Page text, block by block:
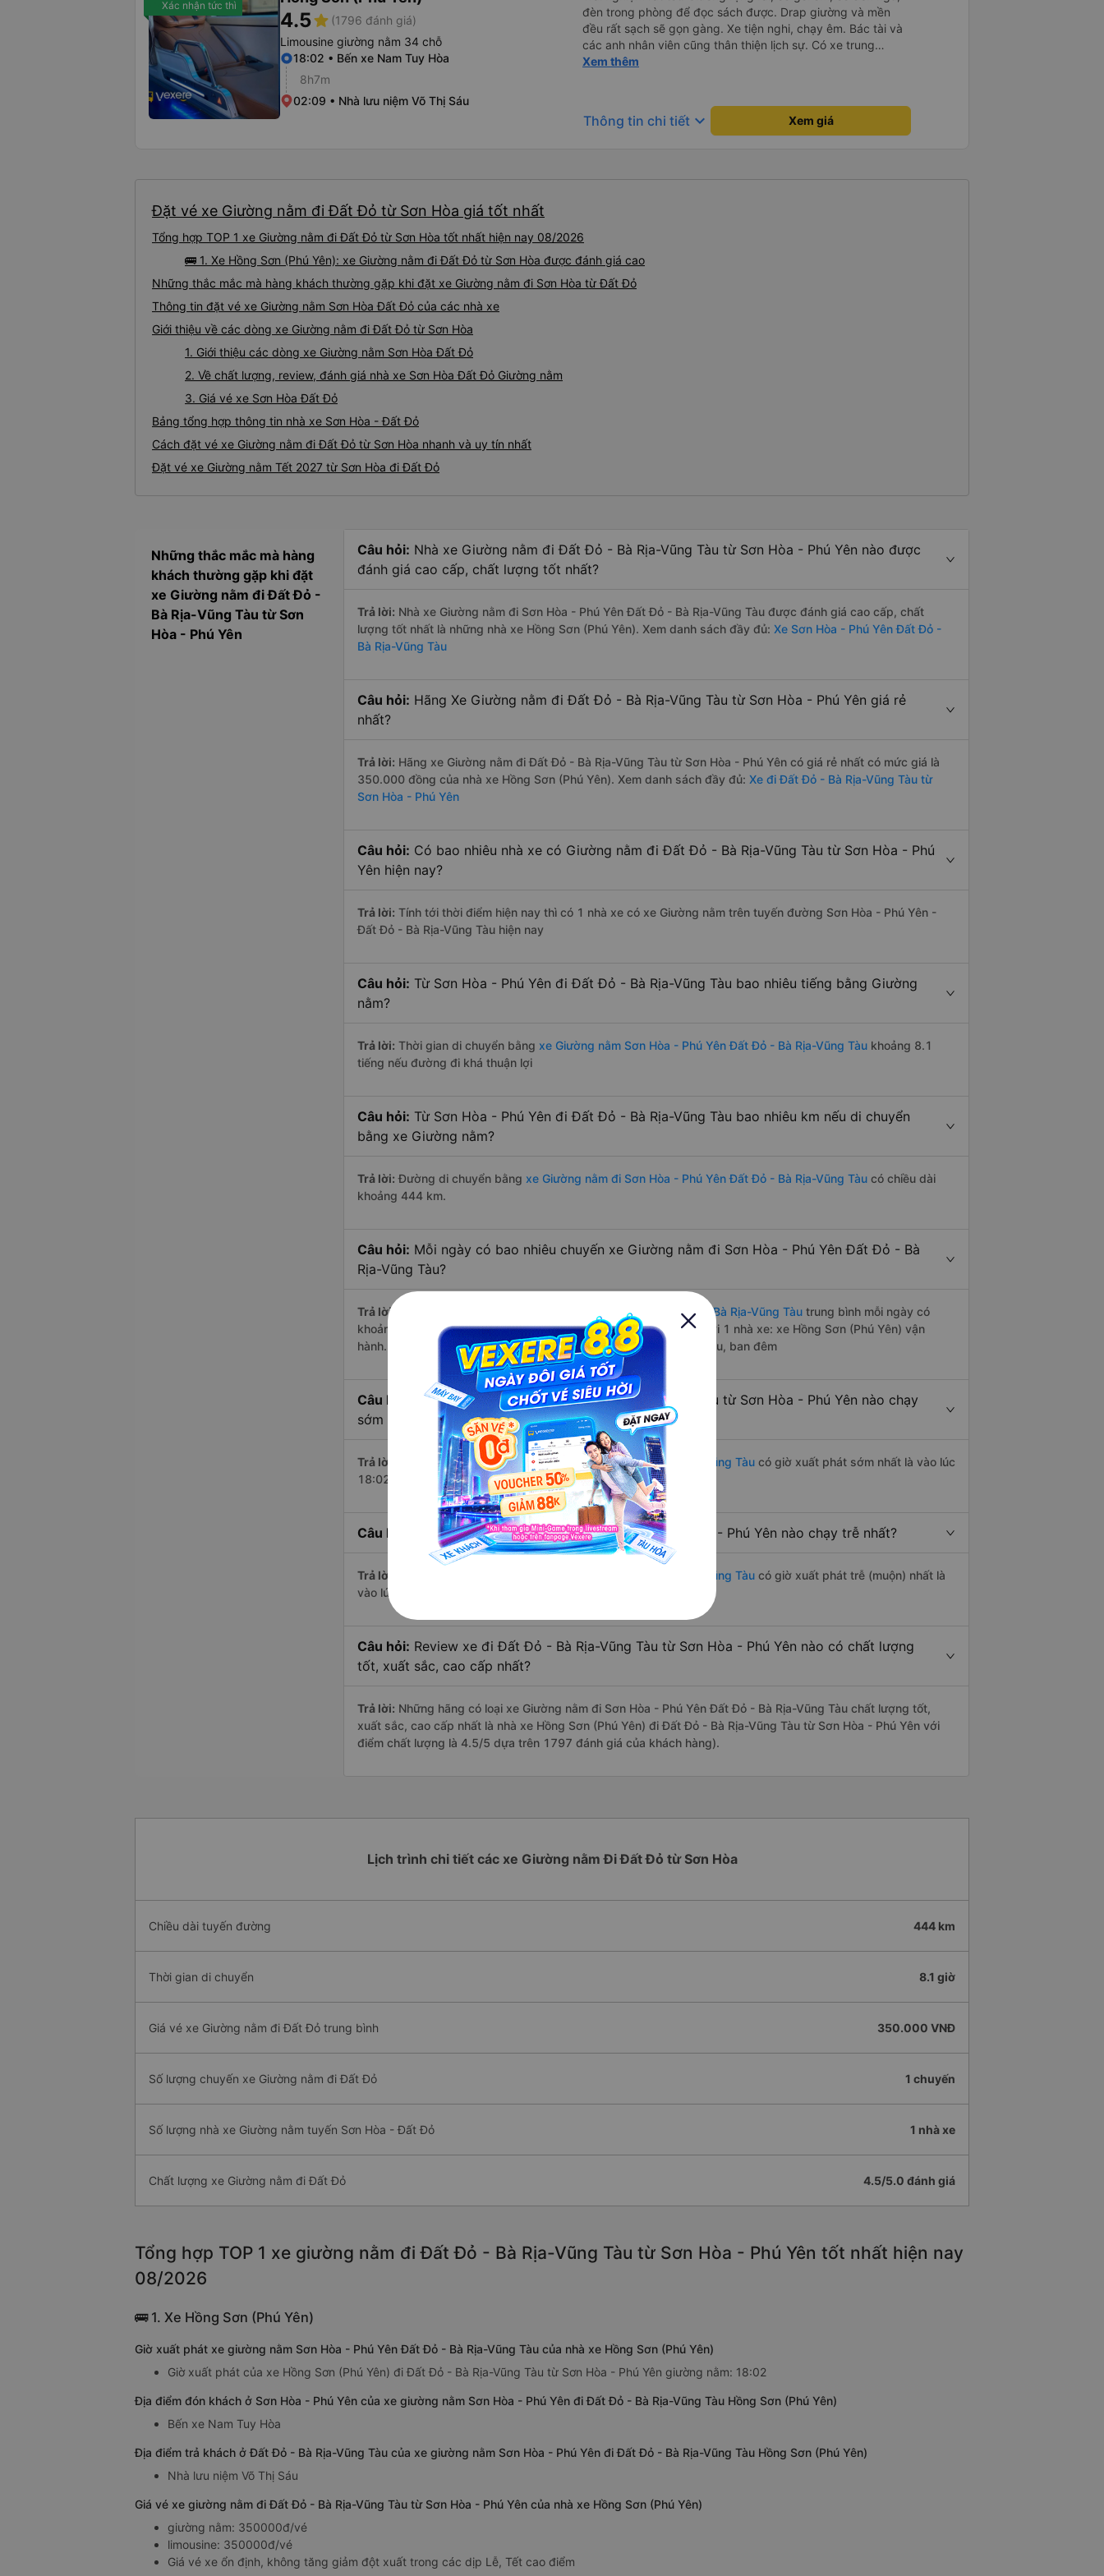
Xác nhận tức thì
4.5star (1796 đánh giá)
Limousine giường nằm 34 chỗ
18:02 • Bến xe Nam Tuy Hòa
8h7m
02:09 • Nhà lưu niệm Võ Thị Sáu
đèn trong phòng để đọc sách được. Drap giường và mền
đều rất sạch sẽ gọn gàng. Xe tiện nghi, chạy êm. Bác tài và
các anh nhân viên cũng thân thiện lịch sự. Có xe trung
chuyển về nội thành thành phố tuy hoà rất tiện. Giá vé hợp
Xem thêm
Thông tin chi tiết keyboard_arrow_down Xem giá
Đặt vé xe Giường nằm đi Đất Đỏ từ Sơn Hòa giá tốt nhất
Tổng hợp TOP 1 xe Giường nằm đi Đất Đỏ từ Sơn Hòa tốt nhất hiện nay 08/2026
🚌 1. Xe Hồng Sơn (Phú Yên): xe Giường nằm đi Đất Đỏ từ Sơn Hòa được đánh giá cao
Những thắc mắc mà hàng khách thường gặp khi đặt xe Giường nằm đi Sơn Hòa từ Đất Đỏ
Thông tin đặt vé xe Giường nằm Sơn Hòa Đất Đỏ của các nhà xe
Giới thiệu về các dòng xe Giường nằm đi Đất Đỏ từ Sơn Hòa
1. Giới thiệu các dòng xe Giường nằm Sơn Hòa Đất Đỏ
2. Về chất lượng, review, đánh giá nhà xe Sơn Hòa Đất Đỏ Giường nằm
3. Giá vé xe Sơn Hòa Đất Đỏ
Bảng tổng hợp thông tin nhà xe Sơn Hòa - Đất Đỏ
Cách đặt vé xe Giường nằm đi Đất Đỏ từ Sơn Hòa nhanh và uy tín nhất
Đặt vé xe Giường nằm Tết 2027 từ Sơn Hòa đi Đất Đỏ
Những thắc mắc mà hàng
khách thường gặp khi đặt
xe Giường nằm đi Đất Đỏ -
Bà Rịa-Vũng Tàu từ Sơn
Hòa - Phú Yên
Câu hỏi: Nhà xe Giường nằm đi Đất Đỏ - Bà Rịa-Vũng Tàu từ Sơn Hòa - Phú Yên nào được
đánh giá cao cấp, chất lượng tốt nhất?
Trả lời: Nhà xe Giường nằm đi Sơn Hòa - Phú Yên Đất Đỏ - Bà Rịa-Vũng Tàu được đánh giá cao cấp, chất
lượng tốt nhất là những nhà xe Hồng Sơn (Phú Yên). Xem danh sách đầy đủ: Xe Sơn Hòa - Phú Yên Đất Đỏ -
Bà Rịa-Vũng Tàu
Câu hỏi: Hãng Xe Giường nằm đi Đất Đỏ - Bà Rịa-Vũng Tàu từ Sơn Hòa - Phú Yên giá rẻ
nhất?
Trả lời: Hãng xe Giường nằm đi Đất Đỏ - Bà Rịa-Vũng Tàu từ Sơn Hòa - Phú Yên có giá rẻ nhất có mức giá là
350.000 đồng của nhà xe Hồng Sơn (Phú Yên). Xem danh sách đầy đủ: Xe đi Đất Đỏ - Bà Rịa-Vũng Tàu từ
Sơn Hòa - Phú Yên
Câu hỏi: Có bao nhiêu nhà xe có Giường nằm đi Đất Đỏ - Bà Rịa-Vũng Tàu từ Sơn Hòa - Phú
Yên hiện nay?
Trả lời: Tính tới thời điểm hiện nay thì có 1 nhà xe có xe Giường nằm trên tuyến đường Sơn Hòa - Phú Yên -
Đất Đỏ - Bà Rịa-Vũng Tàu hiện nay
Câu hỏi: Từ Sơn Hòa - Phú Yên đi Đất Đỏ - Bà Rịa-Vũng Tàu bao nhiêu tiếng bằng Giường
nằm?
Trả lời: Thời gian di chuyển bằng xe Giường nằm Sơn Hòa - Phú Yên Đất Đỏ - Bà Rịa-Vũng Tàu khoảng 8.1
tiếng nếu đường đi khá thuận lợi
Câu hỏi: Từ Sơn Hòa - Phú Yên đi Đất Đỏ - Bà Rịa-Vũng Tàu bao nhiêu km nếu di chuyển
bằng xe Giường nằm?
Trả lời: Đường di chuyển bằng xe Giường nằm đi Sơn Hòa - Phú Yên Đất Đỏ - Bà Rịa-Vũng Tàu có chiều dài
khoảng 444 km.
Câu hỏi: Mỗi ngày có bao nhiêu chuyến xe Giường nằm đi Sơn Hòa - Phú Yên Đất Đỏ - Bà
Rịa-Vũng Tàu?
Trả lời: xe Giường nằm Sơn Hòa - Phú Yên Đất Đỏ - Bà Rịa-Vũng Tàu trung bình mỗi ngày có
khoảng 1 chuyến trênVexere.combắt đầu từ 18:02 đến 18:02 bởi 1 nhà xe: xe Hồng Sơn (Phú Yên) vận
hành. Các giờ xe chạy có đầy đủ cả ban ngày, buổi trưa, buổi chiều, ban đêm
Câu hỏi:
Nhà xe Giường nằm đi Đất Đỏ - Bà Rịa-Vũng Tàu từ Sơn Hòa - Phú Yên nào chạy
sớm nhất?
Trả lời: ChuyếnGiường nằm Sơn Hòa - Phú Yên Đất Đỏ - Bà Rịa-Vũng Tàu có giờ xuất phát sớm nhất là vào lúc
18:02 là của nhà xe Hồng Sơn (Phú Yên).
Câu hỏi: Nhà xe đi Đất Đỏ - Bà Rịa-Vũng Tàu từ Sơn Hòa - Phú Yên nào chạy trễ nhất?
Trả lời: Giường nằm Sơn Hòa - Phú Yên Đất Đỏ - Bà Rịa-Vũng Tàu có giờ xuất phát trễ (muộn) nhất là
vào lúc 18:02 là của nhà xe Hồng Sơn (Phú Yên).
Câu hỏi: Review xe đi Đất Đỏ - Bà Rịa-Vũng Tàu từ Sơn Hòa - Phú Yên nào có chất lượng
tốt, xuất sắc, cao cấp nhất?
Trả lời: Những hãng có loại xe Giường nằm đi Sơn Hòa - Phú Yên Đất Đỏ - Bà Rịa-Vũng Tàu chất lượng tốt,
xuất sắc, cao cấp nhất là nhà xe Hồng Sơn (Phú Yên) đi Đất Đỏ - Bà Rịa-Vũng Tàu từ Sơn Hòa - Phú Yên với
điểm chất lượng là 4.5/5 dựa trên 1797 đánh giá của khách hàng).
Lịch trình chi tiết các xe Giường nằm Đi Đất Đỏ từ Sơn Hòa
Chiều dài tuyến đường 444 km
Thời gian di chuyển 8.1 giờ
Giá vé xe Giường nằm đi Đất Đỏ trung bình 350.000 VNĐ
Số lượng chuyến xe Giường nằm đi Đất Đỏ 1 chuyến
Số lượng nhà xe Giường nằm tuyến Sơn Hòa - Đất Đỏ 1 nhà xe
Chất lượng xe Giường nằm đi Đất Đỏ 4.5/5.0 đánh giá
Tổng hợp TOP 1 xe giường nằm đi Đất Đỏ - Bà Rịa-Vũng Tàu từ Sơn Hòa - Phú Yên tốt nhất hiện nay
08/2026
🚌 1. Xe Hồng Sơn (Phú Yên)
Giờ xuất phát xe giường nằm Sơn Hòa - Phú Yên Đất Đỏ - Bà Rịa-Vũng Tàu của nhà xe Hồng Sơn (Phú Yên)
Giờ xuất phát của xe Hồng Sơn (Phú Yên) đi Đất Đỏ - Bà Rịa-Vũng Tàu từ Sơn Hòa - Phú Yên giường nằm: 18:02
Địa điểm đón khách ở Sơn Hòa - Phú Yên của xe giường nằm Sơn Hòa - Phú Yên đi Đất Đỏ - Bà Rịa-Vũng Tàu Hồng Sơn (Phú Yên)
Bến xe Nam Tuy Hòa
Địa điểm trả khách ở Đất Đỏ - Bà Rịa-Vũng Tàu của xe giường nằm Sơn Hòa - Phú Yên đi Đất Đỏ - Bà Rịa-Vũng Tàu Hồng Sơn (Phú Yên)
Nhà lưu niệm Võ Thị Sáu
Giá vé xe giường nằm đi Đất Đỏ - Bà Rịa-Vũng Tàu từ Sơn Hòa - Phú Yên của nhà xe Hồng Sơn (Phú Yên)
giường nằm: 350000đ/vé
limousine: 350000đ/vé
Giá vé xe ổn định, không tăng giảm đột xuất trong các dịp Lễ, Tết cao điểm